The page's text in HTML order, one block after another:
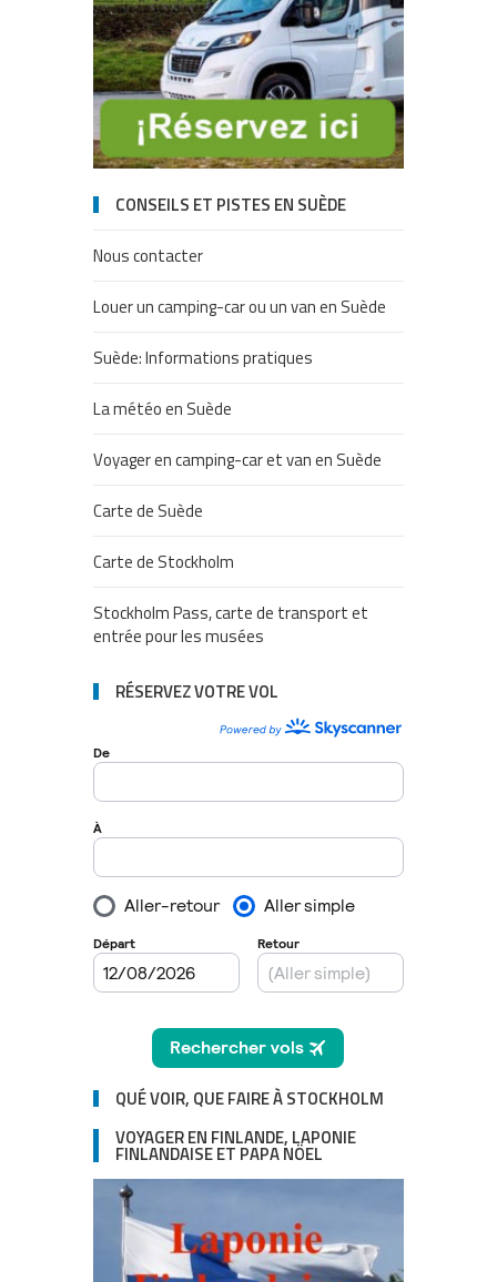
CONSEILS ET PISTES EN SUÈDE
Nous contacter
Louer un camping-car ou un van en Suède
Suède: Informations pratiques
La météo en Suède
Voyager en camping-car et van en Suède
Carte de Suède
Carte de Stockholm
Stockholm Pass, carte de transport et
entrée pour les musées
RÉSERVEZ VOTRE VOL
QUÉ VOIR, QUE FAIRE À STOCKHOLM
VOYAGER EN FINLANDE, LAPONIE
FINLANDAISE ET PAPA NÖEL